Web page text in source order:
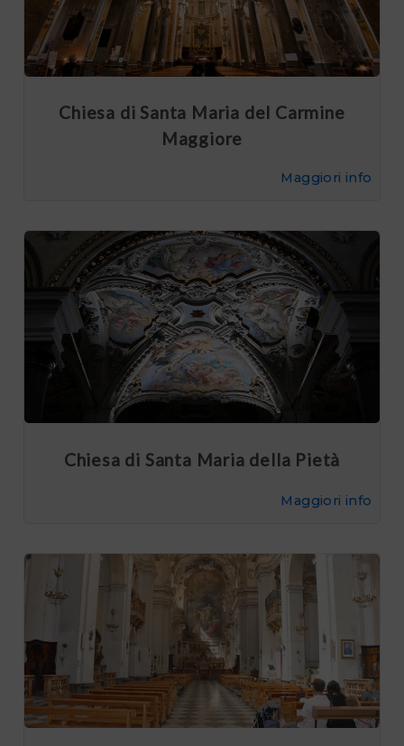
Chiesa di Santa Maria del Carmine
Maggiore
Maggiori info
Chiesa di Santa Maria della Pietà
Maggiori info